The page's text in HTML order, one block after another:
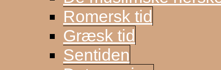
Romersk tid
Græsk tid
Sentiden